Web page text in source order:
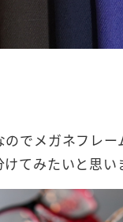
のでメガネフレー
けてみたいと思い